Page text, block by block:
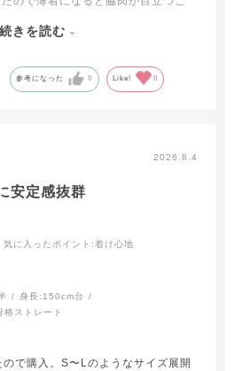
気がつけば快適な一日を過ごして
たので、洗い替え用に色違いも購
ときにも体のラインを綺麗に見せて
続きを読む
参考になった 0 Like! 0
2026.8.4
安定感抜群
気に入ったポイント :着け心地
身長: 150cm台
格ストレート
で購入。S〜Lのようなサイズ展開